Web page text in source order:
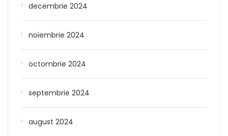
decembrie 2024
noiembrie 2024
octombrie 2024
septembrie 2024
august 2024